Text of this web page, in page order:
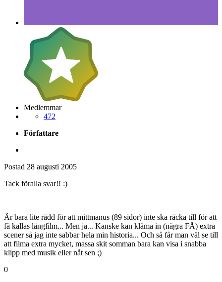
Medlemmar
472
Författare
Postad 28 augusti 2005
Tack föralla svar!! :)
Är bara lite rädd för att mittmanus (89 sidor) inte ska räcka till för att
få kallas långfilm... Men ja... Kanske kan kläma in (några FÅ) extra
scener så jag inte sabbar hela min historia... Och så får man väl se till
att filma extra mycket, massa skit somman bara kan visa i snabba
klipp med musik eller nåt sen ;)
0